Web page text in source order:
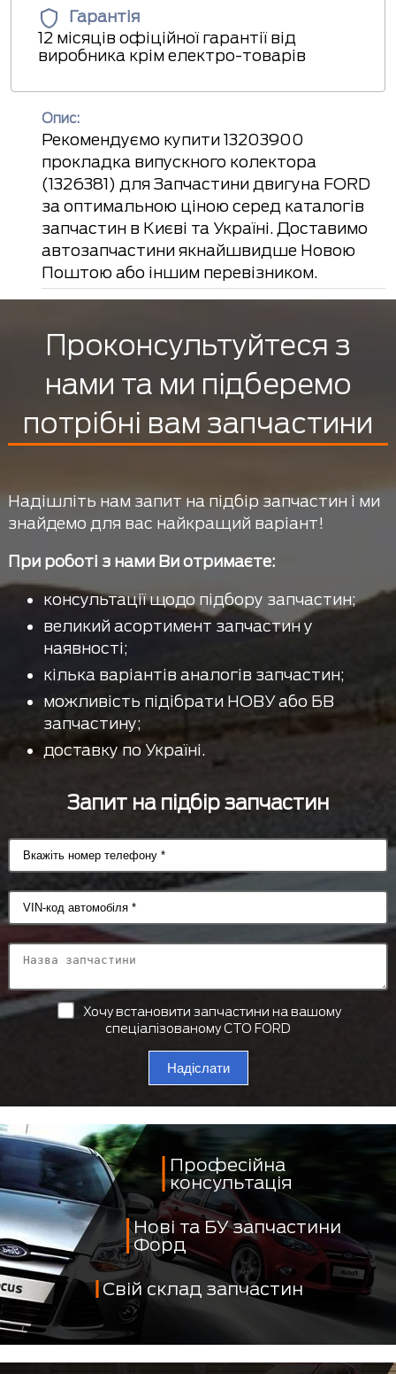
Гарантія
12 місяців офіційної гарантії від
виробника крім електро-товарів
Опис:
Рекомендуємо купити 13203900
прокладка випускного колектора
(1326381) для Запчастини двигуна FORD
за оптимальною ціною серед каталогів
запчастин в Києві та Україні. Доставимо
автозапчастини якнайшвидше Новою
Поштою або іншим перевізником.
Проконсультуйтеся з
нами та ми підберемо
потрібні вам запчастини
Надішліть нам запит на підбір запчастин і ми
знайдемо для вас найкращий варіант!
При роботі з нами Ви отримаєте:
консультації щодо підбору запчастин;
великий асортимент запчастин у
наявності;
кілька варіантів аналогів запчастин;
можливість підібрати НОВУ або БВ
запчастину;
доставку по Україні.
Запит на підбір запчастин
Хочу встановити запчастини на вашому
спеціалізованому СТО FORD
Надіслати
Професійна
консультація
Нові та БУ запчастини
Форд
Свій склад запчастин